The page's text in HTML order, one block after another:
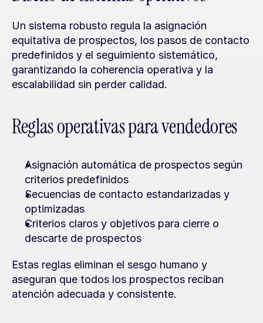
Un sistema robusto regula la asignación
equitativa de prospectos, los pasos de contacto
predefinidos y el seguimiento sistemático,
garantizando la coherencia operativa y la
escalabilidad sin perder calidad.
Reglas operativas para vendedores
Asignación automática de prospectos según
criterios predefinidos
Secuencias de contacto estandarizadas y
optimizadas
Criterios claros y objetivos para cierre o
descarte de prospectos
Estas reglas eliminan el sesgo humano y
aseguran que todos los prospectos reciban
atención adecuada y consistente.